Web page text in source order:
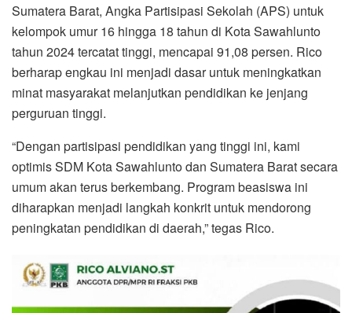
Sumatera Barat, Angka Partisipasi Sekolah (APS) untuk
kelompok umur 16 hingga 18 tahun di Kota Sawahlunto
tahun 2024 tercatat tinggi, mencapai 91,08 persen. Rico
berharap engkau ini menjadi dasar untuk meningkatkan
minat masyarakat melanjutkan pendidikan ke jenjang
perguruan tinggi.
“Dengan partisipasi pendidikan yang tinggi ini, kami
optimis SDM Kota Sawahlunto dan Sumatera Barat secara
umum akan terus berkembang. Program beasiswa ini
diharapkan menjadi langkah konkrit untuk mendorong
peningkatan pendidikan di daerah,” tegas Rico.